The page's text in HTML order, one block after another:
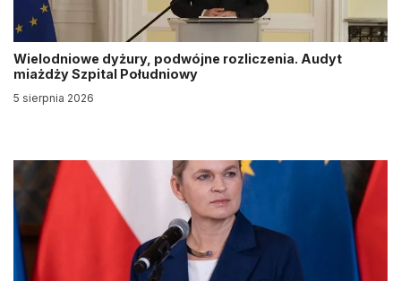
Wielodniowe dyżury, podwójne rozliczenia. Audyt
miażdży Szpital Południowy
5 sierpnia 2026